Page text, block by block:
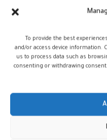
To provide the best
and/or access device information.
us to process data such as
consenting or withdrawing
“مصاصة دماء”